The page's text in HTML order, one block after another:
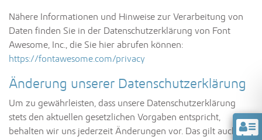
Nähere Informationen und Hinweise zur Verarbeitung von
Daten finden Sie in der Datenschutzerklärung von Font
Awesome, Inc., die Sie hier abrufen können:
https://fontawesome.com/privacy
Änderung unserer Datenschutzerklärung
Um zu gewährleisten, dass unsere Datenschutzerklärung
stets den aktuellen gesetzlichen Vorgaben entspricht,
behalten wir uns jederzeit Änderungen vor. Das gilt auch für